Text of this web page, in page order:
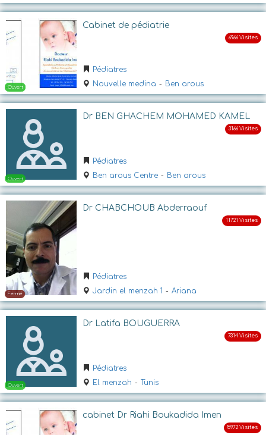
Ouvert
Ouvert
Cabinet de pédiatrie
Pédiatres
Nouvelle medina - Ben arous
Dr BEN GHACHEM MOHAMED KAMEL
Pédiatres
Ben arous Centre - Ben arous
Dr CHABCHOUB Abderraouf
Pédiatres
Jardin el menzah 1 - Ariana
Dr Latifa BOUGUERRA
Pédiatres
El menzah - Tunis
cabinet Dr Riahi Boukadida Imen